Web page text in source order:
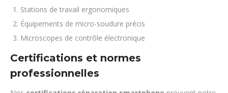
Stations de travail ergonomiques
Équipements de micro-soudure précis
Microscopes de contrôle électronique
Certifications et normes
professionnelles